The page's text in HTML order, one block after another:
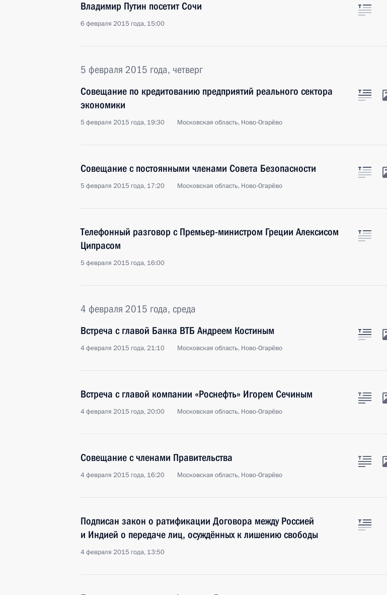
Владимир Путин посетит Сочи
6 февраля 2015 года, 15:00
5 февраля 2015 года, четверг
Совещание по кредитованию предприятий реального сектора
экономики
5 февраля 2015 года, 19:30 Московская область, Ново-Огарёво
Совещание с постоянными членами Совета Безопасности
5 февраля 2015 года, 17:20 Московская область, Ново-Огарёво
Телефонный разговор с Премьер-министром Греции Алексисом
Ципрасом
5 февраля 2015 года, 16:00
4 февраля 2015 года, среда
Встреча с главой Банка ВТБ Андреем Костиным
4 февраля 2015 года, 21:10 Московская область, Ново-Огарёво
Встреча с главой компании «Роснефть» Игорем Сечиным
4 февраля 2015 года, 20:00 Московская область, Ново-Огарёво
Совещание с членами Правительства
4 февраля 2015 года, 16:20 Московская область, Ново-Огарёво
Подписан закон о ратификации Договора между Россией
и Индией о передаче лиц, осуждённых к лишению свободы
4 февраля 2015 года, 13:50